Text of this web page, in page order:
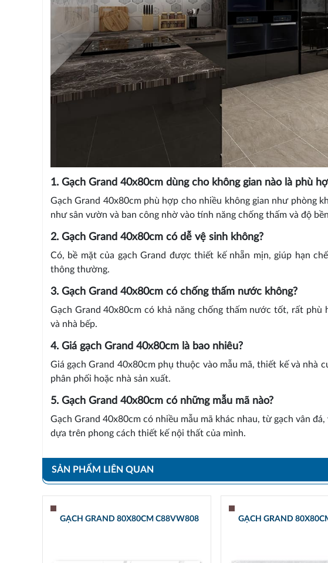
1. Gạch Grand 40x80cm dùng cho không gian nào là phù
Gạch Grand 40x80cm phù hợp cho nhiều không gian như phòng
như sân vườn và ban công nhờ vào tính năng chống thấm và độ
2. Gạch Grand 40x80cm có dễ vệ sinh không?
Có, bề mặt của gạch Grand được thiết kế nhẵn mịn, giúp hạn
thông thường.
3. Gạch Grand 40x80cm có chống thấm nước không?
Gạch Grand 40x80cm có khả năng chống thấm nước tốt, rất
và nhà bếp.
4. Giá gạch Grand 40x80cm là bao nhiêu?
Giá gạch Grand 40x80cm phụ thuộc vào mẫu mã, thiết kế và nhà
phân phối hoặc nhà sản xuất.
5. Gạch Grand 40x80cm có những mẫu mã nào?
Gạch Grand 40x80cm có nhiều mẫu mã khác nhau, từ gạch vân
dựa trên phong cách thiết kế nội thất của mình.
SẢN PHẨM LIÊN QUAN
GẠCH GRAND 80X80CM C88VW808 GẠCH GRAND